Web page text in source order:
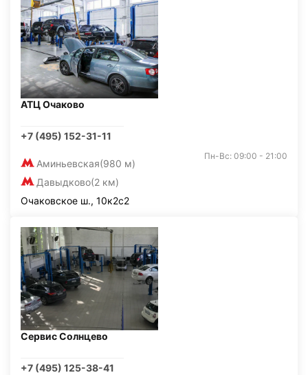
АТЦ Очаково
+7 (495) 152-31-11
Аминьевская(980 м)
Давыдково(2 км)
Пн-Вс: 09:00 - 21:00
Очаковское ш., 10к2с2
Сервис Солнцево
+7 (495) 125-38-41